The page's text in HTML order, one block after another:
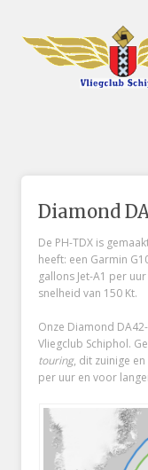
Diamond
De PH-TDX is
heeft: een Garmin
gallons Jet-A1 per
snelheid van 150 Kt.
Onze Diamond
Vliegclub Schiphol.
touring, dit zuinige en
per uur en voor